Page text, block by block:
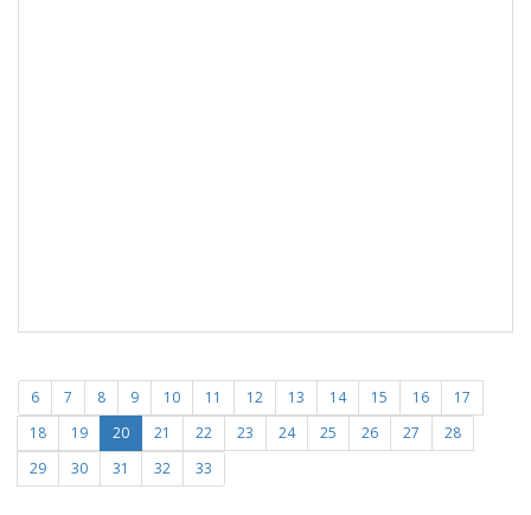
6 7 8 9 10 11 12 13 14 15 16
17
18
19 20 21 22 23 24 25 26 27
28
29
30 31 32 33